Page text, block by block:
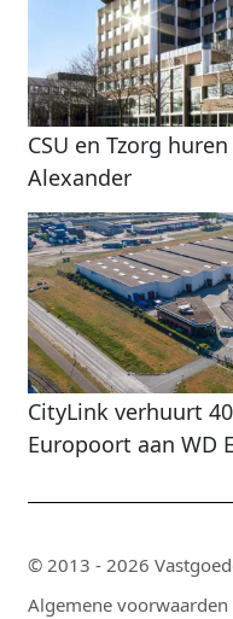
CSU en Tzorg
Alexander
CityLink verhuurt
Europoort aan WD
© 2013 - 2026
Algemene voorwaarden